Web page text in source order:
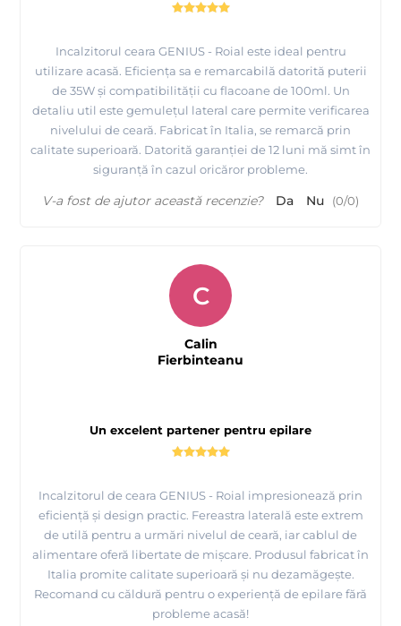
Incalzitorul ceara GENIUS - Roial este ideal pentru
utilizare acasă. Eficiența sa e remarcabilă datorită puterii
de 35W și compatibilității cu flacoane de 100ml. Un
detaliu util este gemulețul lateral care permite verificarea
nivelului de ceară. Fabricat în Italia, se remarcă prin
calitate superioară. Datorită garanției de 12 luni mă simt în
siguranță în cazul oricăror probleme.
V-a fost de ajutor această recenzie? Da Nu (0/0)
Un excelent partener pentru epilare
Incalzitorul de ceara GENIUS - Roial impresionează prin
eficiență și design practic. Fereastra laterală este extrem
de utilă pentru a urmări nivelul de ceară, iar cablul de
alimentare oferă libertate de mișcare. Produsul fabricat în
Italia promite calitate superioară și nu dezamăgește.
Recomand cu căldură pentru o experiență de epilare fără
probleme acasă!
C
Calin
Fierbinteanu